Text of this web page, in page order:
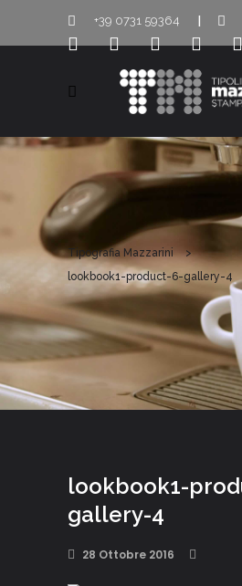
+39 0731 59364
Tipografia Mazzarini
>
lookbook1-product-6-gallery-4
lookbook1-
gallery-4
28 Ottobre 2016